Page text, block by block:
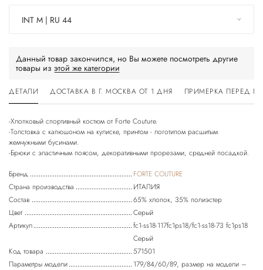
INT M | RU 44
Данный товар закончился, но Вы можете посмотреть другие
товары из этой же категории
ДЕТАЛИ ДОСТАВКА В Г. МОСКВА ОТ 1 ДНЯ ПРИМЕРКА ПЕРЕД
-Хлопковый спортивный костюм от Forte Couture.
-Толстовка с капюшоном на кулиске, принтом - логотипом расшитым
жемчужными бусинами.
Бренд
FORTE COUTURE
Страна производства
ИТАЛИЯ
Состав
65% хлопок, 35% полиэстер
Цвет
Серый
Артикул
fc1-ss18-117fc1ps18/fc1-ss18-73 fc1ps18
Серый
Код товара
571501
Параметры модели
179/84/60/89, размер на модели –